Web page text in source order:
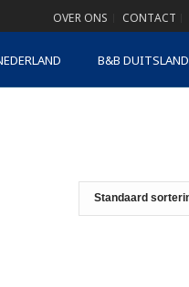
OVER ONS CONTACT
B&B DUITSLAND